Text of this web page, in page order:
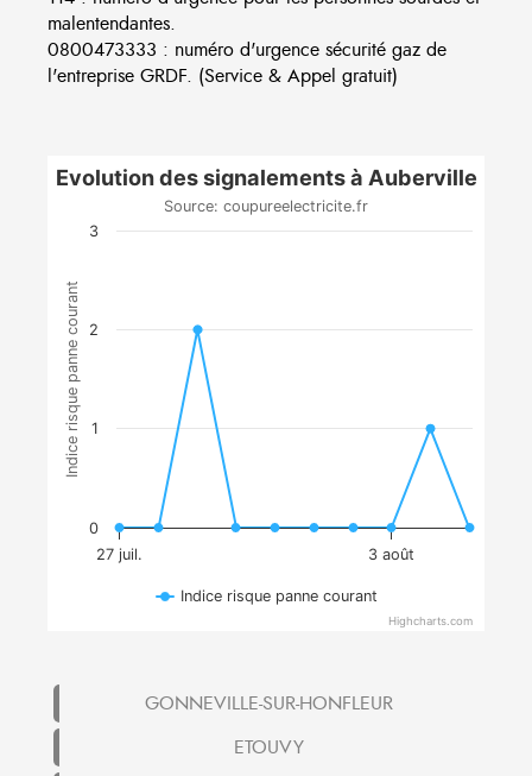
malentendantes.
0800473333 : numéro d'urgence sécurité gaz de
l'entreprise GRDF. (Service & Appel gratuit)
Indice risque panne courant
Evolution des signalements à Auberville
Source: coupureelectricite.fr
27 juil. 3 août
0
1
2
3
Indice risque panne courant
Highcharts.com
GONNEVILLE-SUR-HONFLEUR
ETOUVY